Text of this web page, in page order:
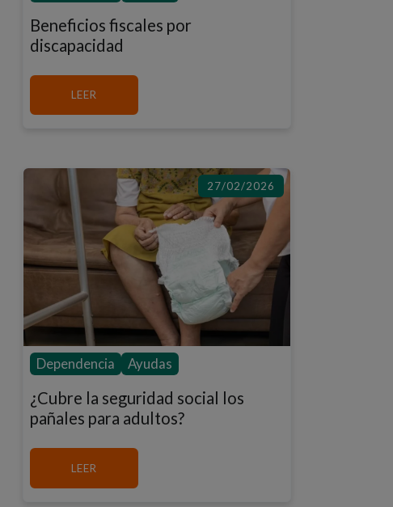
Beneficios fiscales por
discapacidad
LEER
27/02/2026
Dependencia Ayudas
¿Cubre la seguridad social los
pañales para adultos?
LEER